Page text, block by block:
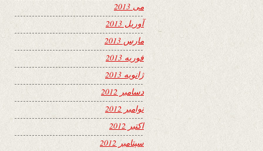
می 2013
آوریل 2013
مارس 2013
فوریه 2013
ژانویه 2013
دسامبر 2012
نوامبر 2012
اکتبر 2012
سپتامبر 2012